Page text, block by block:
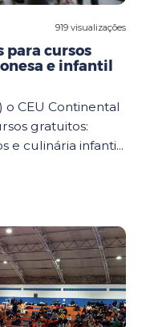
919 visualizações
para cursos
e infantil
o CEU Continental
gratuitos:
e culinária infanti...